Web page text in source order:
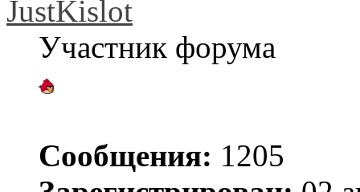
JustKislot
Участник форума
Сообщения: 1205